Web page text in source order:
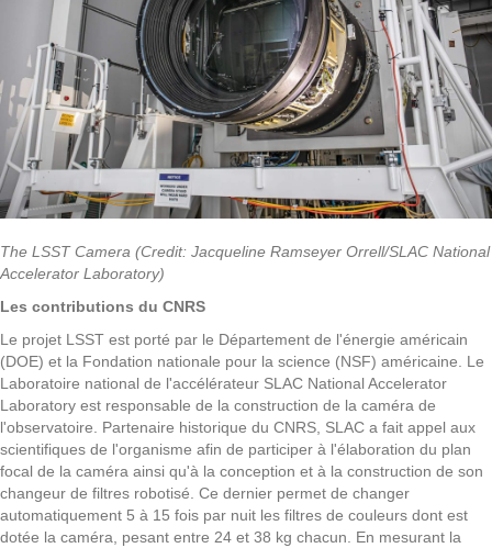
The LSST Camera (Credit: Jacqueline Ramseyer Orrell/SLAC National
Accelerator Laboratory)
Les contributions du CNRS
Le projet LSST est porté par le Département de l'énergie américain
(DOE) et la Fondation nationale pour la science (NSF) américaine. Le
Laboratoire national de l'accélérateur SLAC National Accelerator
Laboratory est responsable de la construction de la caméra de
l'observatoire. Partenaire historique du CNRS, SLAC a fait appel aux
scientifiques de l'organisme afin de participer à l'élaboration du plan
focal de la caméra ainsi qu'à la conception et à la construction de son
changeur de filtres robotisé. Ce dernier permet de changer
automatiquement 5 à 15 fois par nuit les filtres de couleurs dont est
dotée la caméra, pesant entre 24 et 38 kg chacun. En mesurant la